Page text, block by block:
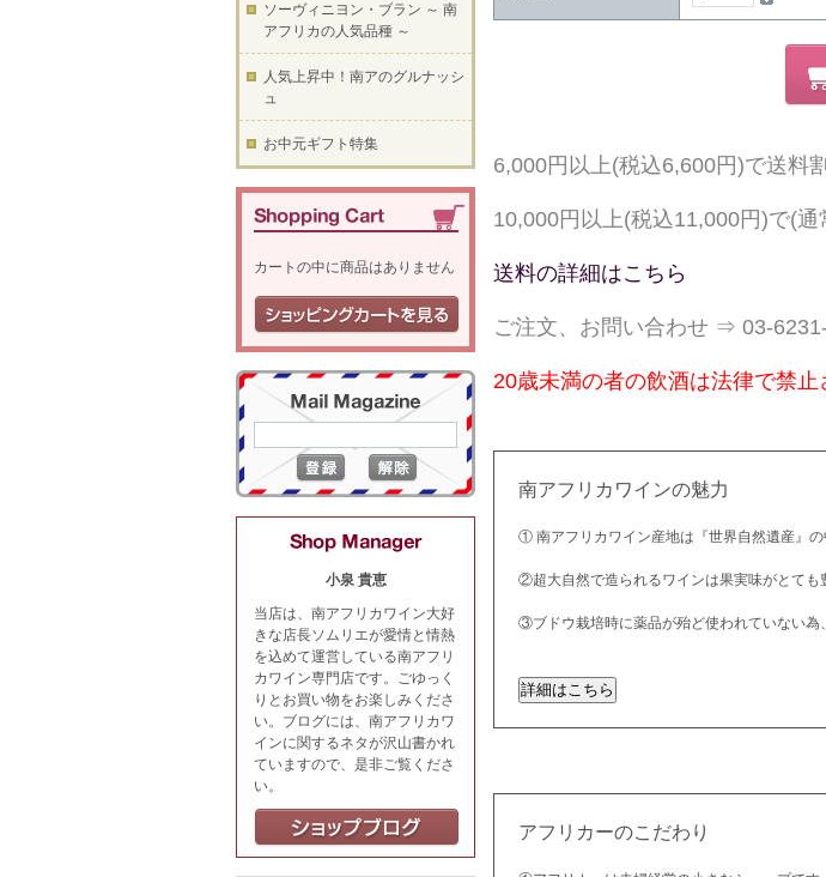
6,000円以上(税込6,600円)で送料
10,000円以上(税込11,000円)で(通
送料の詳細はこちら
ご注文、お問い合わせ ⇒ 03-
20歳未満の者の飲酒は法律で禁
南アフリカワインの魅力
① 南アフリカワイン産地は『世界自然遺産』
②超大自然で造られるワインは果実味がとても
③ブドウ栽培時に薬品が殆ど使われていない為
アフリカーのこだわり
ソーヴィニヨン・ブラン ～ 南
アフリカの人気品種 ～
人気上昇中！南アのグルナッシ
ュ
お中元ギフト特集
カートの中に商品はありません
小泉 貴恵
当店は、南アフリカワイン大好
きな店長ソムリエが愛情と情熱
を込めて運営している南アフリ
カワイン専門店です。ごゆっく
りとお買い物をお楽しみくださ
い。ブログには、南アフリカワ
インに関するネタが沢山書かれ
ていますので、是非ご覧くださ
い。